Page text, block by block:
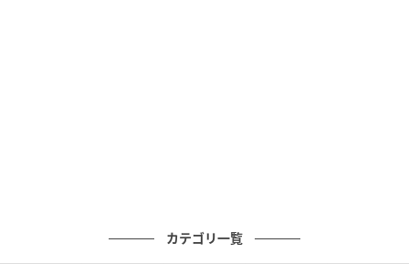
るので、ご自身のライフスタイルや習慣に合ったお掃
除グッズを見つけてみてください。
カテゴリ一覧